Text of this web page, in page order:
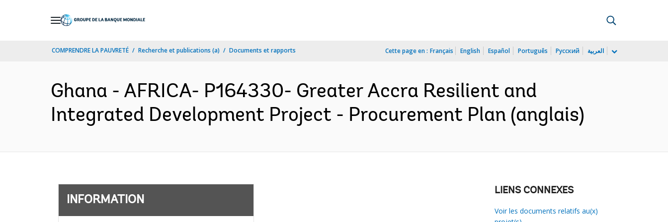
COMPRENDRE LA PAUVRETÉ Recherche et publications (a) Documents et rapports Cette page en : Français English Español Português Русский العربية
Ghana - AFRICA- P164330- Greater Accra Resilient and
Integrated Development Project - Procurement Plan (anglais)
INFORMATION
LIENS CONNEXES
Voir les documents relatifs au(x)